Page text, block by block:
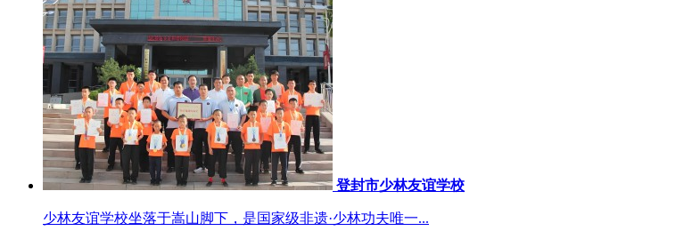
登封市少林友谊学校
少林友谊学校坐落于嵩山脚下，是国家级非遗·少林功夫唯一...